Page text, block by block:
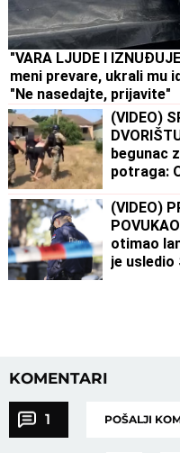
"VARA LJUDE I
meni prevare, ukrali mu
"Ne nasedajte, prijavite"
(VIDEO)
begunac
potraga:
akcije
(VIDEO)
otimao
je usledio
KOMENTARI
1 POŠALJI